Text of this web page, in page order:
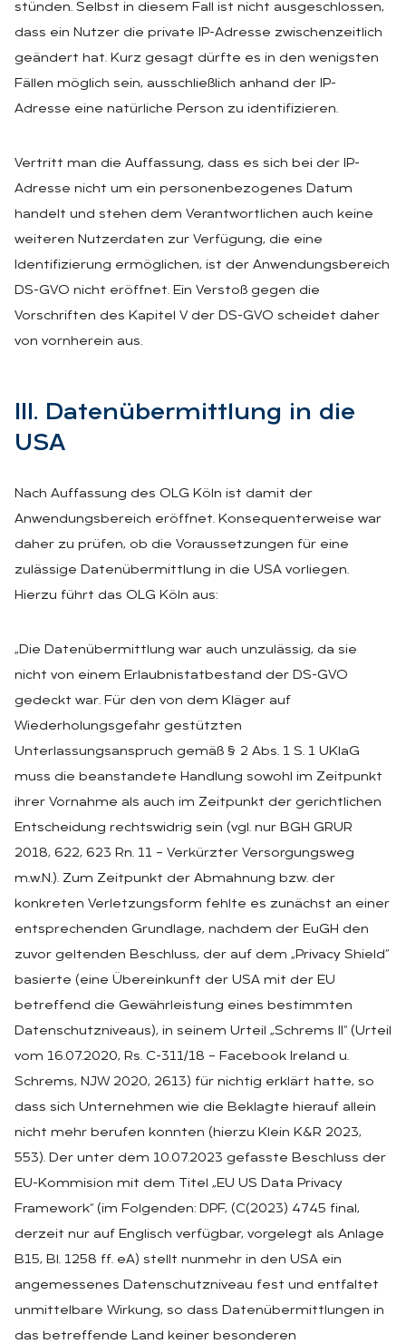
stünden. Selbst in diesem Fall ist nicht ausgeschlossen,
dass ein Nutzer die private IP-Adresse zwischenzeitlich
geändert hat. Kurz gesagt dürfte es in den wenigsten
Fällen möglich sein, ausschließlich anhand der IP-
Adresse eine natürliche Person zu identifizieren.
Vertritt man die Auffassung, dass es sich bei der IP-
Adresse nicht um ein personenbezogenes Datum
handelt und stehen dem Verantwortlichen auch keine
weiteren Nutzerdaten zur Verfügung, die eine
Identifizierung ermöglichen, ist der Anwendungsbereich
DS-GVO nicht eröffnet. Ein Verstoß gegen die
Vorschriften des Kapitel V der DS-GVO scheidet daher
von vornherein aus.
III. Da­ten­über­mitt­lung in die
USA
Nach Auffassung des OLG Köln ist damit der
Anwendungsbereich eröffnet. Konsequenterweise war
daher zu prüfen, ob die Voraussetzungen für eine
zulässige Datenübermittlung in die USA vorliegen.
Hierzu führt das OLG Köln aus:
„Die Datenübermittlung war auch unzulässig, da sie
nicht von einem Erlaubnistatbestand der DS-GVO
gedeckt war. Für den von dem Kläger auf
Wiederholungsgefahr gestützten
Unterlassungsanspruch gemäß § 2 Abs. 1 S. 1 UKlaG
muss die beanstandete Handlung sowohl im Zeitpunkt
ihrer Vornahme als auch im Zeitpunkt der gerichtlichen
Entscheidung rechtswidrig sein (vgl. nur BGH GRUR
2018, 622, 623 Rn. 11 – Verkürzter Versorgungsweg
m.w.N.). Zum Zeitpunkt der Abmahnung bzw. der
konkreten Verletzungsform fehlte es zunächst an einer
entsprechenden Grundlage, nachdem der EuGH den
zuvor geltenden Beschluss, der auf dem „Privacy Shield“
basierte (eine Übereinkunft der USA mit der EU
betreffend die Gewährleistung eines bestimmten
Datenschutzniveaus), in seinem Urteil „Schrems II“ (Urteil
vom 16.07.2020, Rs. C-311/18 – Facebook Ireland u.
Schrems, NJW 2020, 2613) für nichtig erklärt hatte, so
dass sich Unternehmen wie die Beklagte hierauf allein
nicht mehr berufen konnten (hierzu Klein K&R 2023,
553). Der unter dem 10.07.2023 gefasste Beschluss der
EU-Kommision mit dem Titel „EU US Data Privacy
Framework“ (im Folgenden: DPF, (C(2023) 4745 final,
derzeit nur auf Englisch verfügbar, vorgelegt als Anlage
B15, Bl. 1258 ff. eA) stellt nunmehr in den USA ein
angemessenes Datenschutzniveau fest und entfaltet
unmittelbare Wirkung, so dass Datenübermittlungen in
das betreffende Land keiner besonderen